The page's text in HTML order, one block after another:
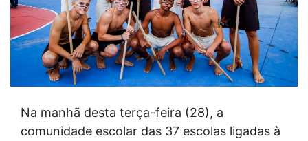
Na manhã desta terça-feira (28), a
comunidade escolar das 37 escolas ligadas à